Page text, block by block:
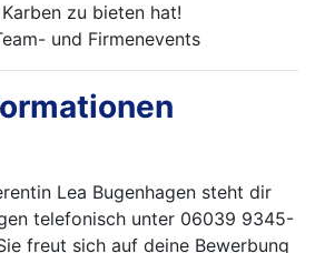
zu bieten hat!
und Firmenevents
Lea Bugenhagen steht dir
telefonisch unter 06039 9345-
freut sich auf deine Bewerbung